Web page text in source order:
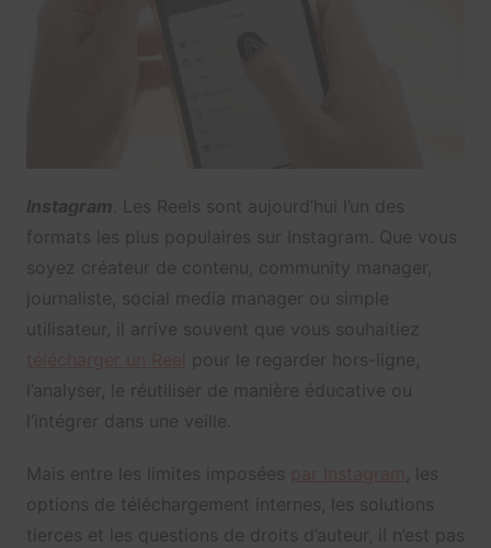
Instagram . Les Reels sont aujourd’hui l’un des
formats les plus populaires sur Instagram. Que vous
soyez créateur de contenu, community manager,
journaliste, social media manager ou simple
utilisateur, il arrive souvent que vous souhaitiez
pour le regarder hors-ligne,
l’analyser, le réutiliser de manière éducative ou
l’intégrer dans une veille.
Mais entre les limites imposées
, les
options de téléchargement internes, les solutions
tierces et les questions de droits d’auteur, il n’est pas